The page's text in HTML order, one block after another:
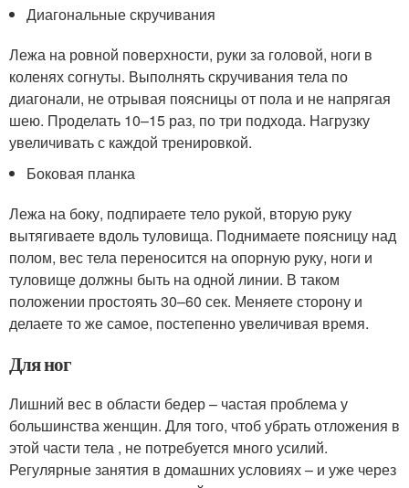
Диагональные скручивания
Лежа на ровной поверхности, руки за головой, ноги в
коленях согнуты. Выполнять скручивания тела по
диагонали, не отрывая поясницы от пола и не напрягая
шею. Проделать 10–15 раз, по три подхода. Нагрузку
увеличивать с каждой тренировкой.
Боковая планка
Лежа на боку, подпираете тело рукой, вторую руку
вытягиваете вдоль туловища. Поднимаете поясницу над
полом, вес тела переносится на опорную руку, ноги и
туловище должны быть на одной линии. В таком
положении простоять 30–60 сек. Меняете сторону и
делаете то же самое, постепенно увеличивая время.
Для ног
Лишний вес в области бедер – частая проблема у
большинства женщин. Для того, чтоб убрать отложения в
этой части тела , не потребуется много усилий.
Регулярные занятия в домашних условиях – и уже через